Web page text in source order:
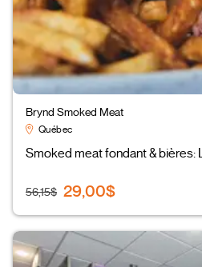
Brynd Smoked Meat
Québec
Smoked meat fondant & bières:
56,15$ 29,00$